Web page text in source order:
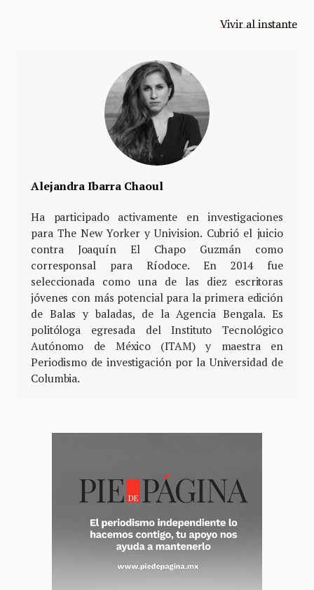
Vivir al instante
Alejandra Ibarra Chaoul
Ha participado activamente en investigaciones
para The New Yorker y Univision. Cubrió el juicio
contra Joaquín El Chapo Guzmán como
corresponsal para Ríodoce. En 2014 fue
seleccionada como una de las diez escritoras
jóvenes con más potencial para la primera edición
de Balas y baladas, de la Agencia Bengala. Es
politóloga egresada del Instituto Tecnológico
Autónomo de México (ITAM) y maestra en
Periodismo de investigación por la Universidad de
Columbia.